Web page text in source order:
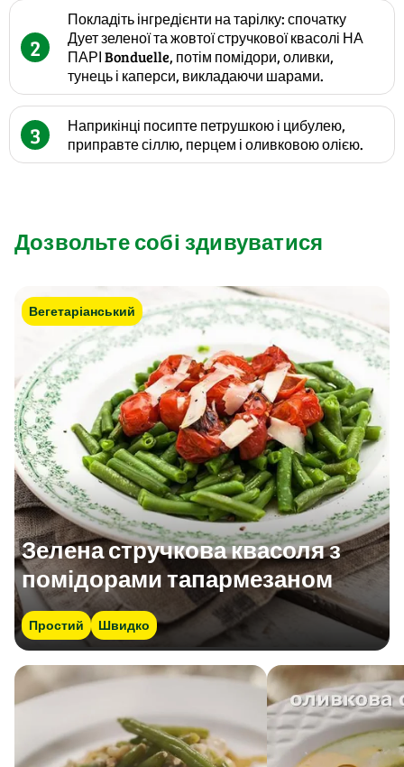
2
Покладіть інгредієнти на тарілку: спочатку
Дует зеленої та жовтої стручкової квасолі НА
ПАРІ Bonduelle, потім помідори, оливки,
тунець і каперси, викладаючи шарами.
3
Наприкінці посипте петрушкою і цибулею,
приправте сіллю, перцем і оливковою олією.
Дозвольте собі здивуватися
Вегетаріанський
Зелена стручкова квасоля з
помідорами тапармезаном
Простий Швидко